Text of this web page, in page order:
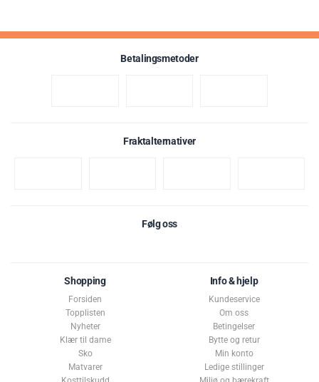
Betalingsmetoder
Fraktalternativer
Følg oss
Shopping
Forsiden
Topplisten
Nyheter
Klær til dame
Sko
Matvarer
Info & hjelp
Kundeservice
Om oss
Betingelser
Bytte og retur
Min konto
Ledige stillinger